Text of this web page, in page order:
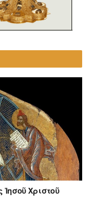
Χριστοῦ